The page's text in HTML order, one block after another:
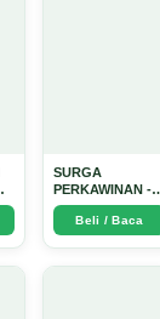
SURGA
PERKAWINAN -
Arda Dinata
Beli / Baca